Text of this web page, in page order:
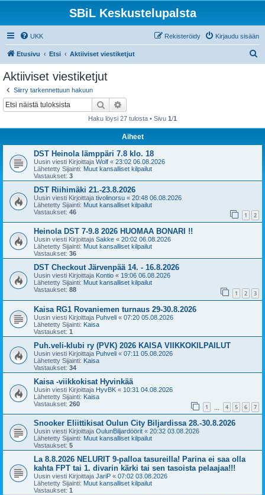
SBiL Keskustelupalsta
UKK Kirjaudu sisään
Rekisteröidy
Etusivu Etsi Aktiiviset viestiketjut
Aktiiviset viestiketjut
Siirry tarkennettuun hakuun
Etsi
Haku löysi 27 tulosta • Sivu 1/1
Aiheet
DST Heinola lämppäri 7.8 klo. 18
Uusin viesti Kirjoittaja Wolf « 23:02 06.08.2026
Lähetetty Sijainti: Muut kansalliset kilpailut
Vastaukset: 3
DST Riihimäki 21.-23.8.2026
Uusin viesti Kirjoittaja tivolinorsu « 20:48 06.08.2026
Lähetetty Sijainti: Muut kansalliset kilpailut
Vastaukset: 46 1 2
Heinola DST 7-9.8 2026 HUOMAA BONARI !!
Uusin viesti Kirjoittaja Sakke « 20:02 06.08.2026
Lähetetty Sijainti: Muut kansalliset kilpailut
Vastaukset: 36
DST Checkout Järvenpää 14. - 16.8.2026
Uusin viesti Kirjoittaja Kontio « 19:06 06.08.2026
Lähetetty Sijainti: Muut kansalliset kilpailut
Vastaukset: 88 1 2 3
Kaisa RG1 Rovaniemen turnaus 29-30.8.2026
Uusin viesti Kirjoittaja Puhveli « 07:20 05.08.2026
Lähetetty Sijainti: Kaisa
Vastaukset: 1
Puh.veli-klubi ry (PVK) 2026 KAISA VIIKKOKILPAILUT
Uusin viesti Kirjoittaja Puhveli « 07:11 05.08.2026
Lähetetty Sijainti: Kaisa
Vastaukset: 34
Kaisa -viikkokisat Hyvinkää
Uusin viesti Kirjoittaja HyvBK « 10:31 04.08.2026
Lähetetty Sijainti: Kaisa
Vastaukset: 260 1 4 5 6 7
Snooker Eliittikisat Oulun City Biljardissa 28.-30.8.2026
Uusin viesti Kirjoittaja OulunBiljardöörit « 20:32 03.08.2026
Lähetetty Sijainti: Muut kansalliset kilpailut
Vastaukset: 5
La 8.8.2026 NELURIT 9-palloa tasureilla! Parina ei saa olla
kahta FPT tai 1. divarin kärki tai sen tasoista pelaajaa!!!
Uusin viesti Kirjoittaja JariP « 07:02 03.08.2026
Lähetetty Sijainti: Muut kansalliset kilpailut
Vastaukset: 1